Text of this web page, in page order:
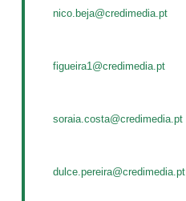
nico.beja@credimedia.pt
figueira1@credimedia.pt
soraia.costa@credimedia.pt
dulce.pereira@credimedia.pt